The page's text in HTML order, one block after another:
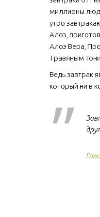
миллионы
утро
Алоэ,
Алоэ Вера,
Травяным
Ведь завтрак
который ни в